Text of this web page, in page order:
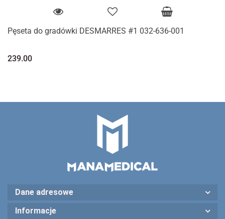
Pęseta do gradówki DESMARRES #1 032-636-001
239.00
Dane adresowe
Informacje